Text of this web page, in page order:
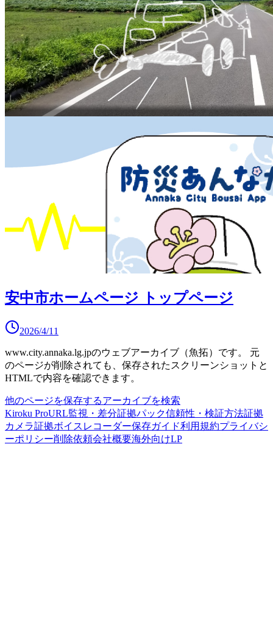
安中市ホームページ トップページ
2026/4/11
www.city.annaka.lg.jpのウェブアーカイブ（魚拓）です。
元
のページが削除されても、保存されたスクリーンショットと
HTMLで内容を確認できます。
他のページを保存するアーカイブを検索
Kiroku ProURL監視・差分証拠パック信頼性・検証方法証拠
カメラ証拠ボイスレコーダー保存ガイド利用規約プライバシ
ーポリシー削除依頼会社概要海外向けLP